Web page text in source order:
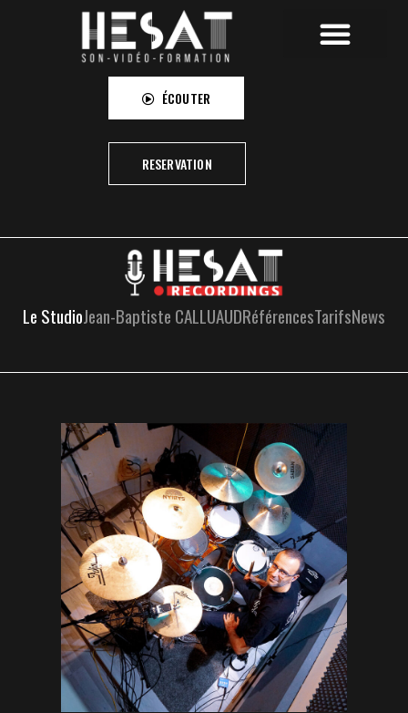
ÉCOUTER
RESERVATION
Le StudioJean-Baptiste CALLUAUDRéférencesTarifsNews